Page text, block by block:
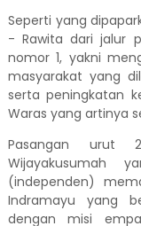
Seperti yang
- Rawita dari jalur
nomor 1, yakni
masyarakat yang
serta peningkatan
Waras yang artinya
Pasangan urut
Wijayakusumah
(independen)
Indramayu yang
dengan misi